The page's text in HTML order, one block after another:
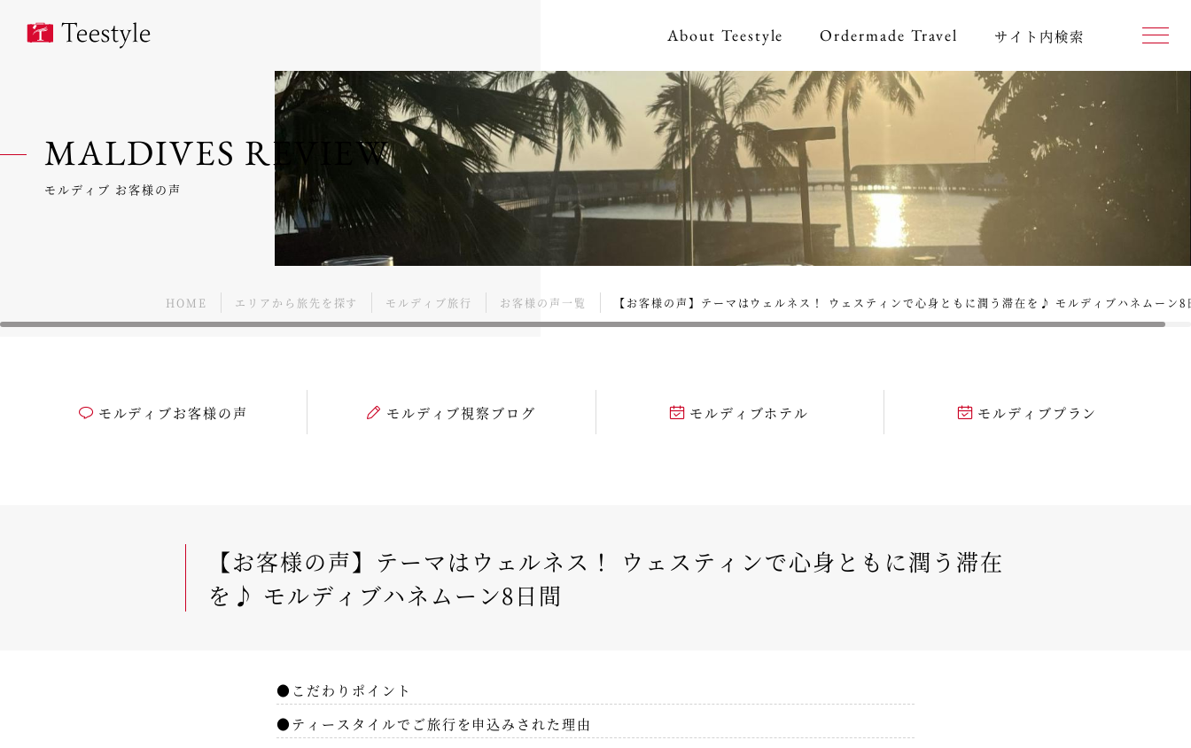
About Teestyle Ordermade Travel サイト内検索
MALDIVES REVIEW
モルディブ お客様の声
HOME エリアから旅先を探す モルディブ旅行 お客様の声一覧 【お客様の声】テーマはウェルネス！ ウェスティンで心身ともに潤う滞在を♪ モルディブハネムーン8
モルディブお客様の声 モルディブ視察ブログ モルディブホテル モルディブプラン
【お客様の声】テーマはウェルネス！ ウェスティンで心身ともに潤う滞在
を♪ モルディブハネムーン8日間
●こだわりポイント
●ティースタイルでご旅行を申込みされた理由